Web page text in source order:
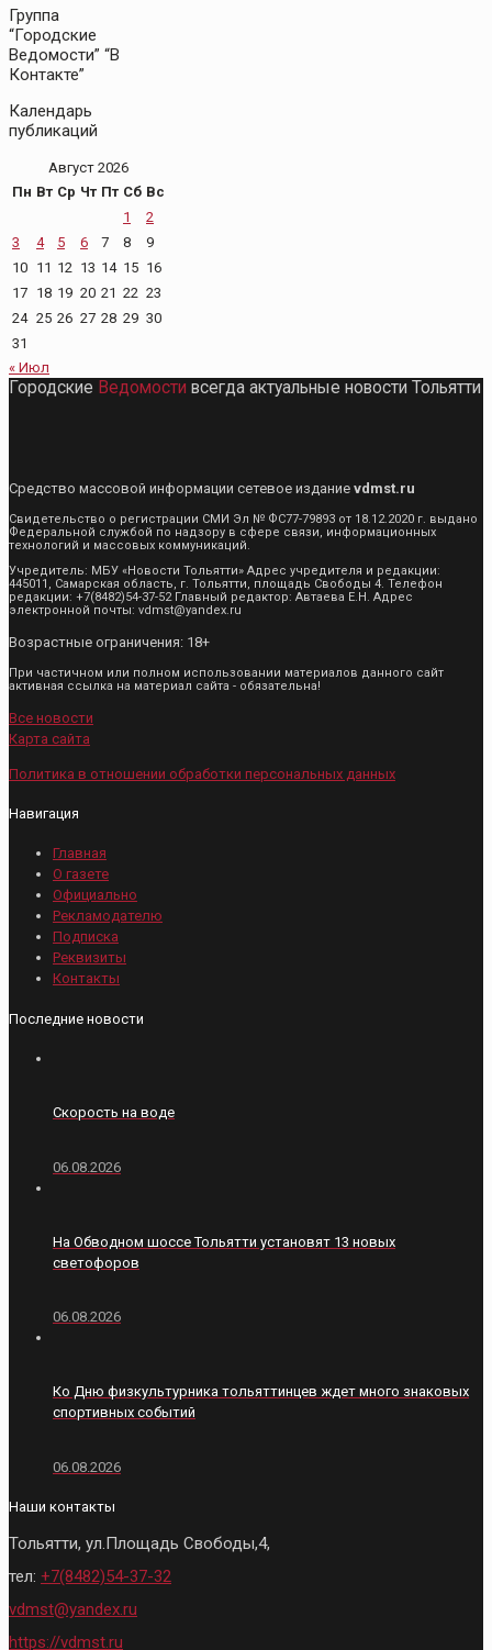
Группа
“Городские
Ведомости” “В
Контакте”
Календарь
публикаций
Август 2026
Пн Вт Ср Чт Пт Сб Вс
1
2
3
4 5 6 7 8
9
10 11 12 13 14 15 16
17 18 19 20 21 22 23
24 25 26 27 28 29 30
31
« Июл
Городские Ведомости всегда актуальные новости Тольятти
Средство массовой информации сетевое издание vdmst.ru
Свидетельство о регистрации СМИ Эл № ФС77-79893 от 18.12.2020 г. выдано
Федеральной службой по надзору в сфере связи, информационных
технологий и массовых коммуникаций.
Учредитель: МБУ «Новости Тольятти» Адрес учредителя и редакции:
445011, Самарская область, г. Тольятти, площадь Свободы 4. Телефон
редакции: +7(8482)54-37-52 Главный редактор: Автаева Е.Н. Адрес
электронной почты: vdmst@yandex.ru
Возрастные ограничения: 18+
При частичном или полном использовании материалов данного сайт
активная ссылка на материал сайта - обязательна!
Все новости
Карта сайта
Политика в отношении обработки персональных данных
Навигация
Главная
О газете
Официально
Рекламодателю
Подписка
Реквизиты
Контакты
Последние новости
Скорость на воде
06.08.2026
На Обводном шоссе Тольятти установят 13 новых
светофоров
06.08.2026
Ко Дню физкультурника тольяттинцев ждет много знаковых
спортивных событий
06.08.2026
Наши контакты
Тольятти, ул.Площадь Свободы,4,
тел: +7(8482)54-37-32
vdmst@yandex.ru
https://vdmst.ru